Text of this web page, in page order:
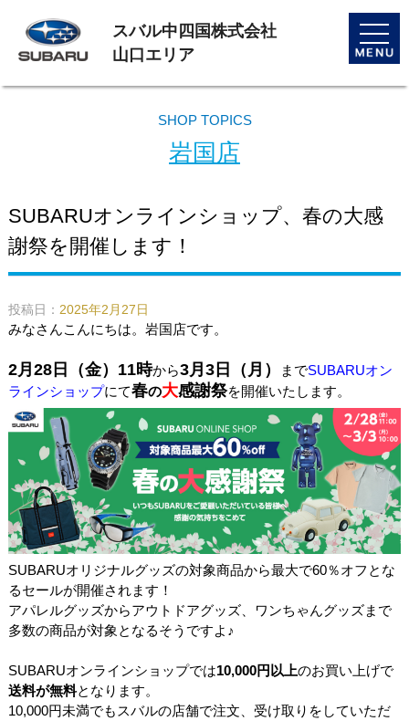
toggle
スバル中四国株式会社
山口エリア
SHOP TOPICS
岩国店
SUBARUオンラインショップ、春の大感
謝祭を開催します！
投稿日： 2025年2月27日
みなさんこんにちは。岩国店です。
2月28日（金）11時から3月3日（月） までSUBARUオン
ラインショップにて春の大感謝祭を開催いたします。
SUBARUオリジナルグッズの対象商品から最大で60％オフとな
るセールが開催されます！
アパレルグッズからアウトドアグッズ、ワンちゃんグッズまで
多数の商品が対象となるそうですよ♪
SUBARUオンラインショップでは10,000円以上のお買い上げで
送料が無料となります。
10,000円未満でもスバルの店舗で注文、受け取りをしていただ